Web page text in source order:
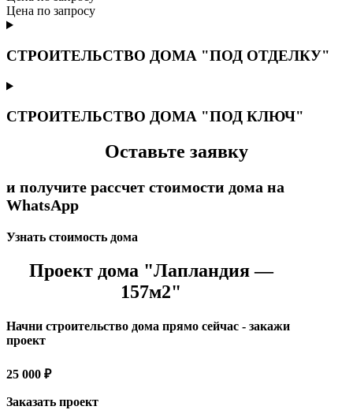
Цена по запросу
СТРОИТЕЛЬСТВО ДОМА "ПОД ОТДЕЛКУ"
СТРОИТЕЛЬСТВО ДОМА "ПОД КЛЮЧ"
Оставьте заявку
и получите рассчет стоимости дома на
WhatsApp
Узнать стоимость дома
Проект дома "Лапландия —
157м2"
Начни строительство дома прямо сейчас - закажи
проект
25 000 ₽
Заказать проект